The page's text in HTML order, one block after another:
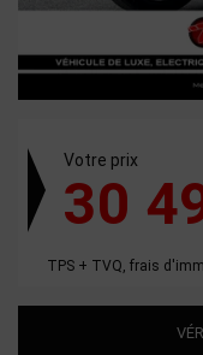
Votre prix
30
TPS + TVQ, frais